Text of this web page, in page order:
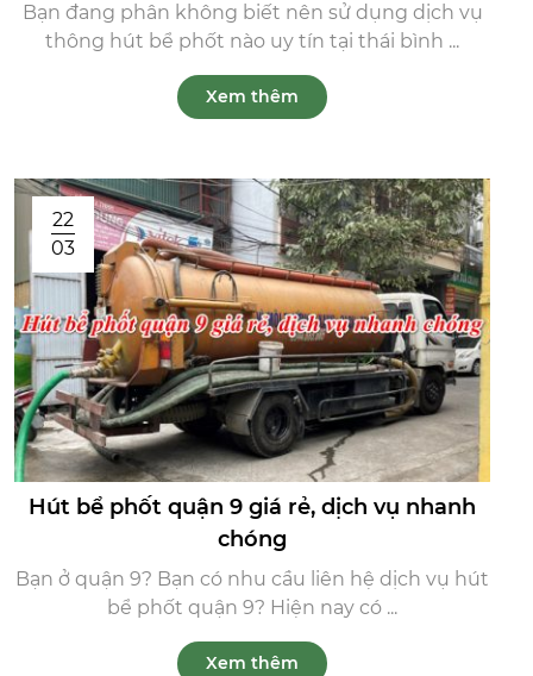
Bạn đang phân không biết nên sử dụng dịch vụ
thông hút bể phốt nào uy tín tại thái bình ...
Xem thêm
22
03
Hút bể phốt quận 9 giá rẻ, dịch vụ nhanh
chóng
Bạn ở quận 9? Bạn có nhu cầu liên hệ dịch vụ hút
bể phốt quận 9? Hiện nay có ...
Xem thêm